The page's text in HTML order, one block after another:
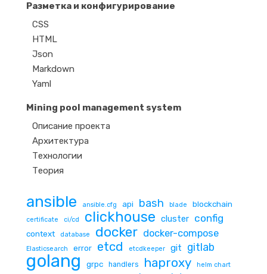
Разметка и конфигурирование
CSS
HTML
Json
Markdown
Yaml
Mining pool management system
Описание проекта
Архитектура
Технологии
Теория
ansible ansible.cfg api bash blade blockchain
certificate ci/cd clickhouse cluster config
context database docker docker-compose
Elasticsearch error etcd etcdkeeper git gitlab
golang grpc handlers haproxy helm chart